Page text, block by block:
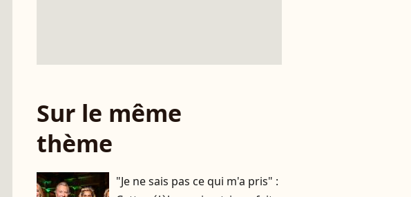
Sur le même
thème
"Je ne sais pas ce qui m'a pris" :